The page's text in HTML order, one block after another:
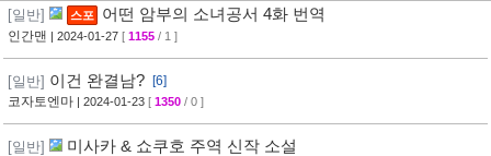
웹툰 이미지 츄온2
[일반] 스포 어떤 암부의 소녀공서 4화 번역
인간맨 | 2024-01-27 [ 1155 / 1 ]
[일반] 이건 완결남?
[6]
코자토엔마 | 2024-01-23 [ 1350 / 0 ]
[일반] 미사카 & 쇼쿠호 주역 신작 소설